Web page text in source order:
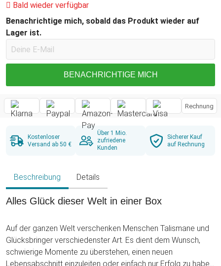
Bald wieder verfügbar
Benachrichtige mich, sobald das Produkt wieder auf
Lager ist.
BENACHRICHTIGE MICH
Rechnung
Kostenloser
Versand ab 50 €
Über 1 Mio.
zufriedene
Kunden
Sicherer Kauf
auf Rechnung
Beschreibung Details
Alles Glück dieser Welt in einer Box
Auf der ganzen Welt verschenken Menschen Talismane und
Glücksbringer verschiedenster Art. Es dient dem Wunsch,
schwierige Momente zu überstehen, einen neuen
Lebensabschnitt einzuleiten oder einfach nur Erfolg zu haben.